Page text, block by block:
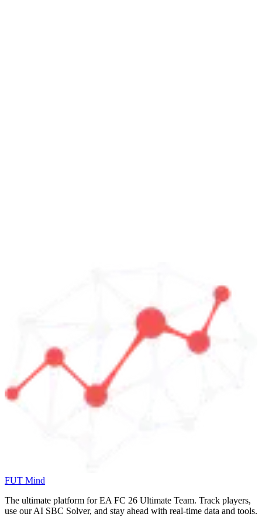
FUT Mind
The ultimate platform for EA FC 26 Ultimate Team. Track players,
use our AI SBC Solver, and stay ahead with real-time data and tools.